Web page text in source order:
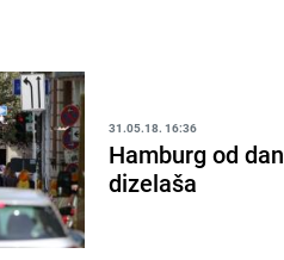
31.05.18. 16:36
Hamburg od
dizelaša